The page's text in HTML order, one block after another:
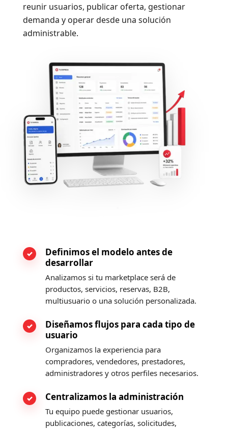
reunir usuarios, publicar oferta, gestionar
demanda y operar desde una solución
administrable.
Definimos el modelo antes de
desarrollar
Analizamos si tu marketplace será de
productos, servicios, reservas, B2B,
multiusuario o una solución personalizada.
Diseñamos flujos para cada tipo de
usuario
Organizamos la experiencia para
compradores, vendedores, prestadores,
administradores y otros perfiles necesarios.
Centralizamos la administración
Tu equipo puede gestionar usuarios,
publicaciones, categorías, solicitudes,